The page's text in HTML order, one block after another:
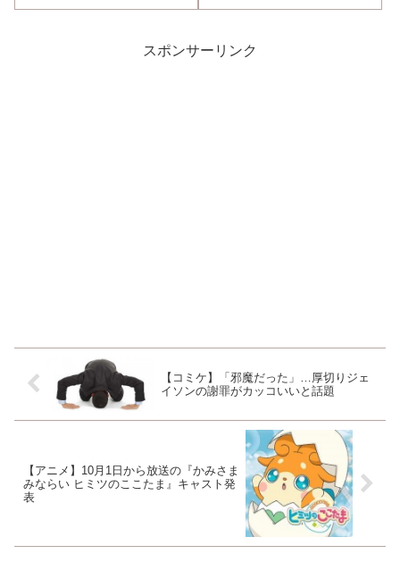
語
スポンサーリンク
【コミケ】「邪魔だった」…厚切りジェ
イソンの謝罪がカッコいいと話題
【アニメ】10月1日から放送の『かみさま
みならい ヒミツのここたま』キャスト発
表